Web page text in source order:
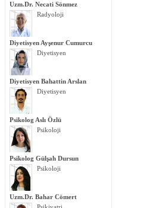
Uzm.Dr. Necati Sönmez
Radyoloji
Diyetisyen Ayşenur Cumurcu
Diyetisyen
Diyetisyen Bahattin Arslan
Diyetisyen
Psikolog Aslı Özlü
Psikoloji
Psikolog Gülşah Dursun
Psikoloji
Uzm.Dr. Bahar Cömert